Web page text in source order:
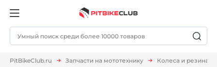
PitBikeClub.ru Запчасти на мототехнику Колеса и резина